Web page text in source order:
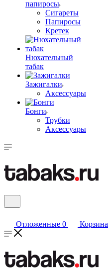
папиросы
Сигареты
Папиросы
Кретек
Нюхательный
табак
Зажигалки
Аксессуары
Бонги
Трубки
Аксессуары
Отложенные 0 Корзина